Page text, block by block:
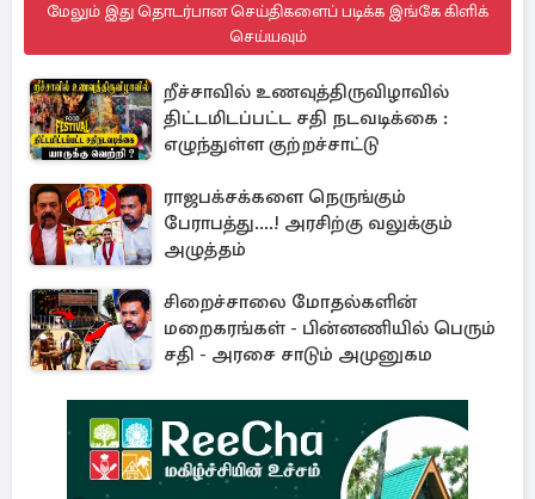
மேலும் இது தொடர்பான செய்திகளைப் படிக்க இங்கே கிளிக்
செய்யவும்
றீச்சாவில் உணவுத்திருவிழாவில்
திட்டமிடப்பட்ட சதி நடவடிக்கை :
எழுந்துள்ள குற்றச்சாட்டு
ராஜபக்சக்களை நெருங்கும்
பேராபத்து....! அரசிற்கு வலுக்கும்
அழுத்தம்
சிறைச்சாலை மோதல்களின்
மறைகரங்கள் - பின்னணியில் பெரும்
சதி - அரசை சாடும் அமுனுகம